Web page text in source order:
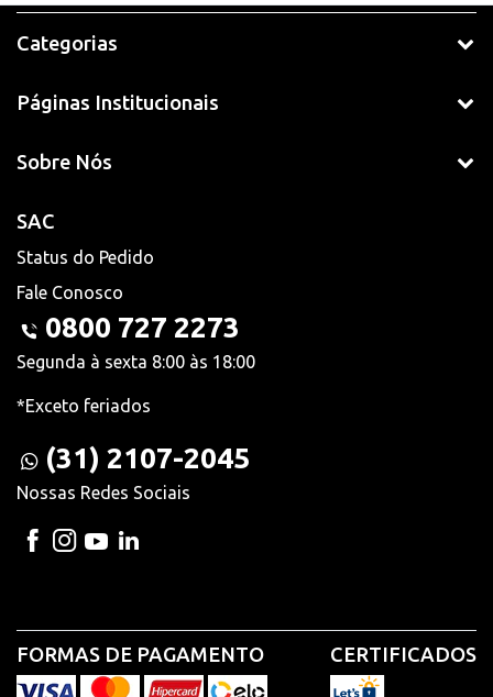
Categorias
Páginas Institucionais
Sobre Nós
SAC
Status do Pedido
Fale Conosco
0800 727 2273
Segunda à sexta 8:00 às 18:00
*Exceto feriados
(31) 2107-2045
Nossas Redes Sociais
FORMAS DE PAGAMENTO CERTIFICADOS